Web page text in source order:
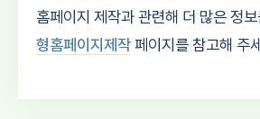
홈페이지 제작과 관련해 더 많은 정
형홈페이지제작페이지를 참고해 주